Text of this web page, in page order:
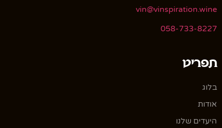
vin@vinspiration.wine
058-733-8227
תפריט
בלוג
אודות
היעדים שלנו